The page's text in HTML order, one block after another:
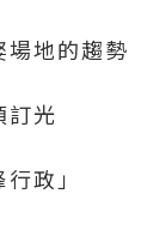
場地的趨勢
訂光
政」